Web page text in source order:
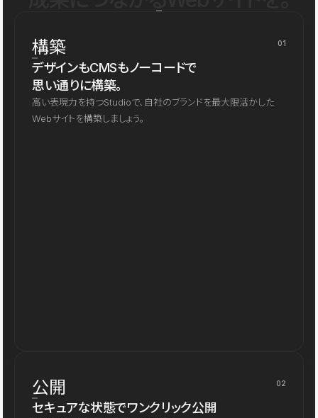
構築 01
デザインもCMSもノーコードで
思い通りに構築。
高い表現力を持つStudioで、自社のブランドを最大限活かした
Webサイトを構築しましょう。
公開 02
セキュアな状態でワンクリック公開